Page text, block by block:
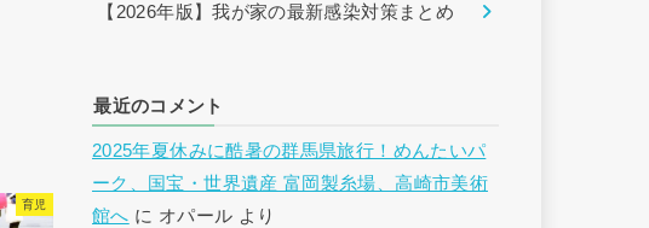
育児
【2026年版】我が家の最新感染対策まとめ
最近のコメント
2025年夏休みに酷暑の群馬県旅行！めんたいパ
ーク、国宝・世界遺産 富岡製糸場、高崎市美術
館へ に オパール より